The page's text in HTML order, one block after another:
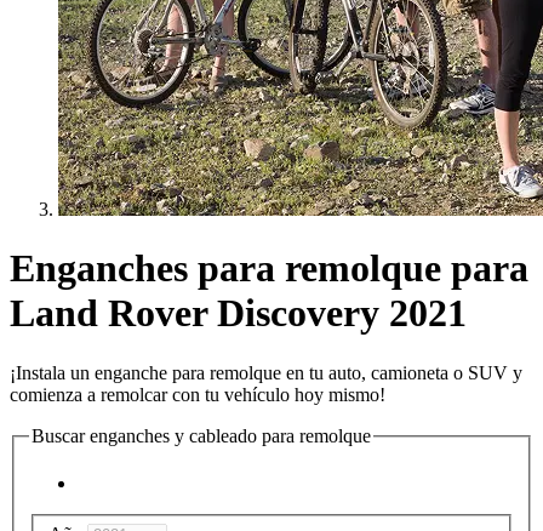
Enganches para remolque para
Land Rover Discovery 2021
¡Instala un enganche para remolque en tu auto, camioneta o SUV y
comienza a remolcar con tu vehículo hoy mismo!
Buscar enganches y cableado para remolque